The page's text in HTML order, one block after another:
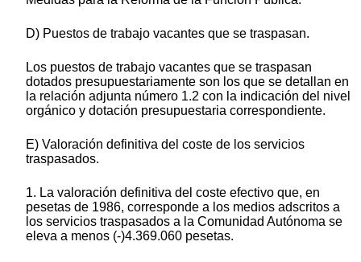
D) Puestos de trabajo vacantes que se traspasan.
Los puestos de trabajo vacantes que se traspasan
dotados presupuestariamente son los que se detallan en
la relación adjunta número 1.2 con la indicación del nivel
orgánico y dotación presupuestaria correspondiente.
E) Valoración definitiva del coste de los servicios
traspasados.
1. La valoración definitiva del coste efectivo que, en
pesetas de 1986, corresponde a los medios adscritos a
los servicios traspasados a la Comunidad Autónoma se
eleva a menos (-)4.369.060 pesetas.